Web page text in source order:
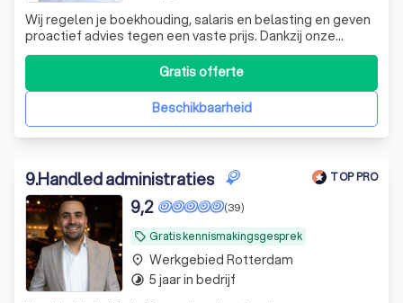
Wij regelen je boekhouding, salaris en belasting en geven
proactief advies tegen een vaste prijs. Dankzij onze
landelijke back-up loopt je administratie altijd door.
Beschikbaarheid
Gratis offerte
9.Handled administraties TOP PRO
local_offer Gratis kennismakingsgesprek
(39)
9,2
place Werkgebied Rotterdam
timelapse 5 jaar in bedrijf